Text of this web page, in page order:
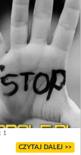
1
CZYTAJ DALEJ >>